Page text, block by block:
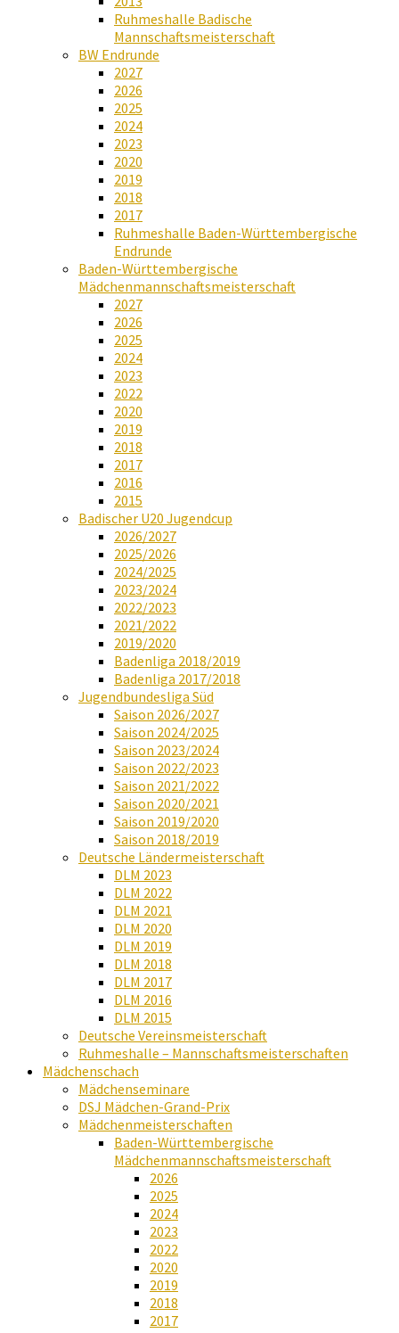
Ruhmeshalle Badische
Mannschaftsmeisterschaft
BW Endrunde
2027
2026
2025
2024
2023
2020
2019
2018
2017
Ruhmeshalle Baden-Württembergische
Endrunde
Baden-Württembergische
Mädchenmannschaftsmeisterschaft
2027
2026
2025
2024
2023
2022
2020
2019
2018
2017
2016
2015
Badischer U20 Jugendcup
2026/2027
2025/2026
2024/2025
2023/2024
2022/2023
2021/2022
2019/2020
Badenliga 2018/2019
Badenliga 2017/2018
Jugendbundesliga Süd
Saison 2026/2027
Saison 2024/2025
Saison 2023/2024
Saison 2022/2023
Saison 2021/2022
Saison 2020/2021
Saison 2019/2020
Saison 2018/2019
Deutsche Ländermeisterschaft
DLM 2023
DLM 2022
DLM 2021
DLM 2020
DLM 2019
DLM 2018
DLM 2017
DLM 2016
DLM 2015
Deutsche Vereinsmeisterschaft
Ruhmeshalle – Mannschaftsmeisterschaften
Mädchenschach
Mädchenseminare
DSJ Mädchen-Grand-Prix
Mädchenmeisterschaften
Baden-Württembergische
Mädchenmannschaftsmeisterschaft
2026
2025
2024
2023
2022
2020
2019
2018
2017